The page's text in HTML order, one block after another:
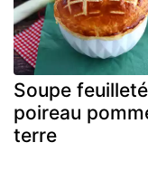
Soupe
poireau
terre